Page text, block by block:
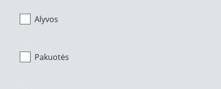
Alyvos
Pakuotės